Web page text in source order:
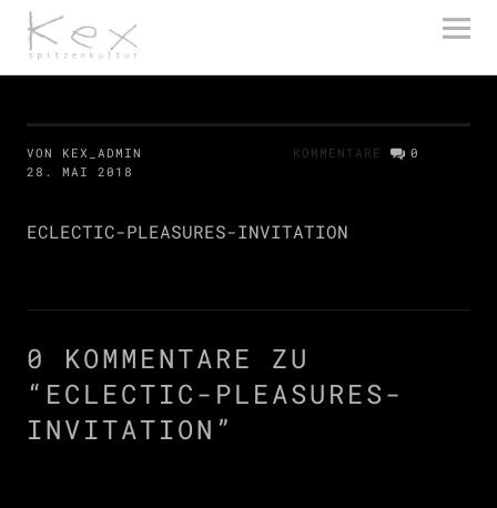
kex spitzenkultur
VON KEX_ADMIN
28. MAI 2018
KOMMENTARE 0
ECLECTIC-PLEASURES-INVITATION
0 KOMMENTARE ZU
“ ECLECTIC-PLEASURES-
INVITATION ”